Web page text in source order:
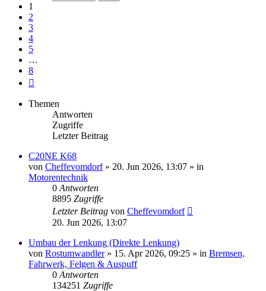
1
2
3
4
5
…
8
Themen
Antworten
Zugriffe
Letzter Beitrag
C20NE K68
von Cheffevomdorf» 20. Jun 2026, 13:07 » in
Motorentechnik
0 Antworten
8895 Zugriffe
Letzter Beitrag von Cheffevomdorf
20. Jun 2026, 13:07
Umbau der Lenkung (Direkte Lenkung)
von Rostumwandler» 15. Apr 2026, 09:25 » in Bremsen,
Fahrwerk, Felgen & Auspuff
0 Antworten
134251 Zugriffe